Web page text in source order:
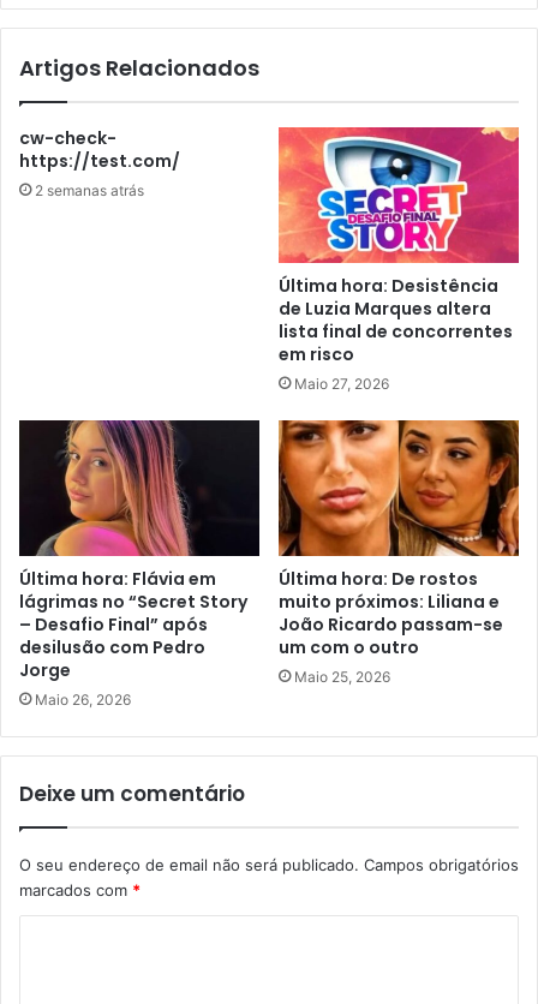
Artigos Relacionados
cw-check-
https://test.com/
2 semanas atrás
Última hora: Desistência
de Luzia Marques altera
lista final de concorrentes
em risco
Maio 27, 2026
Última hora: Flávia em
lágrimas no “Secret Story
– Desafio Final” após
desilusão com Pedro
Jorge
Maio 26, 2026
Última hora: De rostos
muito próximos: Liliana e
João Ricardo passam-se
um com o outro
Maio 25, 2026
Deixe um comentário
O seu endereço de email não será publicado. Campos obrigatórios
marcados com *